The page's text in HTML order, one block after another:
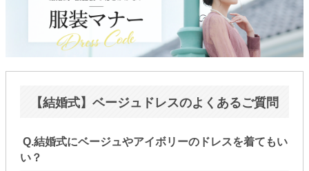
親族列席におすすめ 新郎新婦の母親向け
マダムドレス
ゆったりシルエット
マタニティドレス
授乳OK
ヘアセット後の着用OK
レース
シーン
結婚式・二次会ゲスト パーティ
同窓会・謝恩会
年代
〜20代
【結婚式】ベージュドレスのよくあるご質問
Q.結婚式にベージュやアイボリーのドレスを着てもい
い？